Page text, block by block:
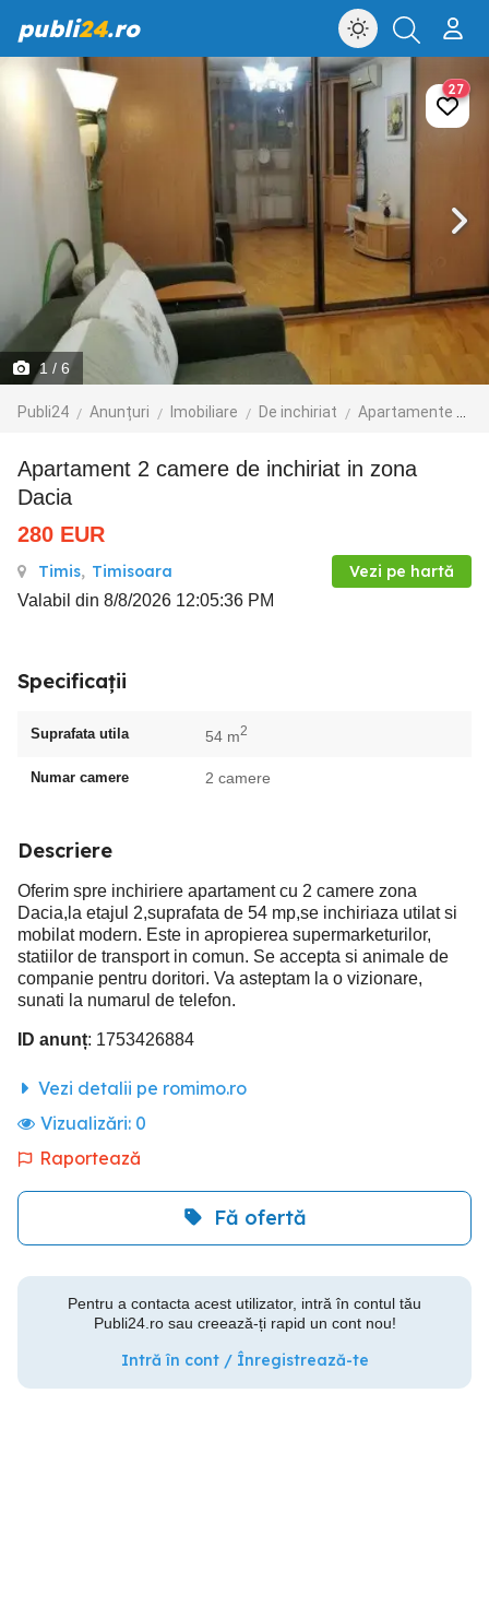
publi24.ro
1 / 6
Publi24 Anunțuri Imobiliare De inchiriat Apartamente de inchiriat
27
Apartament 2 camere de inchiriat in zona
Dacia
280 EUR
Timis, Timisoara Vezi pe hartă
Valabil din 8/8/2026 12:05:36 PM
Specificații
Suprafata utila 54 m2
Numar camere 2 camere
Descriere
Oferim spre inchiriere apartament cu 2 camere zona
Dacia,la etajul 2,suprafata de 54 mp,se inchiriaza utilat si
mobilat modern. Este in apropierea supermarketurilor,
statiilor de transport in comun. Se accepta si animale de
companie pentru doritori. Va asteptam la o vizionare,
sunati la numarul de telefon.
ID anunț: 1753426884
Vezi detalii pe romimo.ro
Vizualizări: 0
Raportează
Fă ofertă
Pentru a contacta acest utilizator, intră în contul tău
Publi24.ro sau creează-ți rapid un cont nou!
Intră în cont / Înregistrează-te